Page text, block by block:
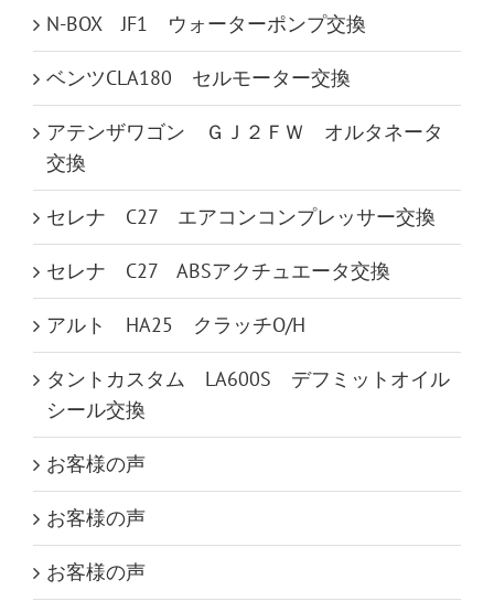
N-BOX JF1 ウォーターポンプ交換
ベンツCLA180 セルモーター交換
アテンザワゴン ＧＪ２ＦＷ オルタネータ
交換
セレナ C27 エアコンコンプレッサー交換
セレナ C27 ABSアクチュエータ交換
アルト HA25 クラッチO/H
タントカスタム LA600S デフミットオイル
シール交換
お客様の声
お客様の声
お客様の声